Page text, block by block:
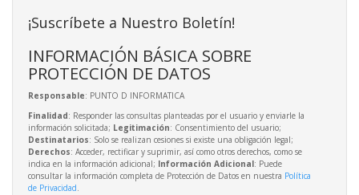
¡Suscríbete a Nuestro Boletín!
INFORMACIÓN BÁSICA SOBRE
PROTECCIÓN DE DATOS
Responsable: PUNTO D INFORMATICA
Finalidad: Responder las consultas planteadas por el usuario y enviarle la
información solicitada; Legitimación: Consentimiento del usuario;
Destinatarios: Solo se realizan cesiones si existe una obligación legal;
Derechos: Acceder, rectificar y suprimir, así como otros derechos, como se
indica en la información adicional; Información Adicional: Puede
consultar la información completa de Protección de Datos en nuestra Política
de Privacidad.